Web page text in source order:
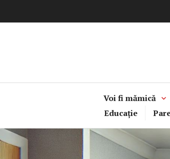
la
Voi fi mămică
Educație